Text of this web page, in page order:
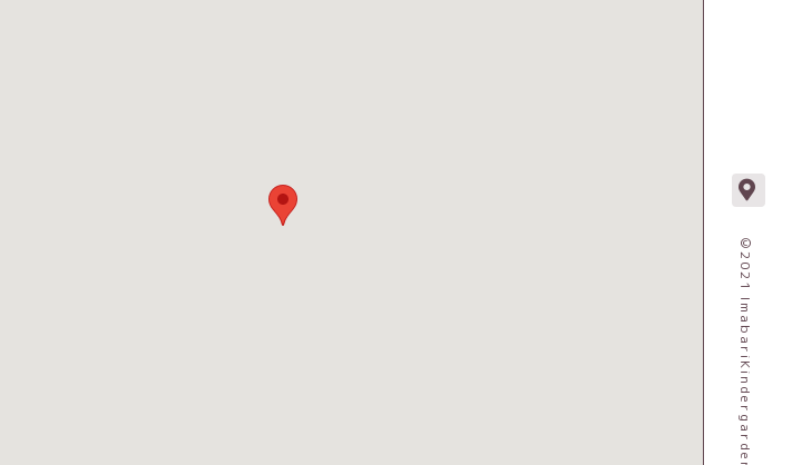
©2021 ImabariKindergarden